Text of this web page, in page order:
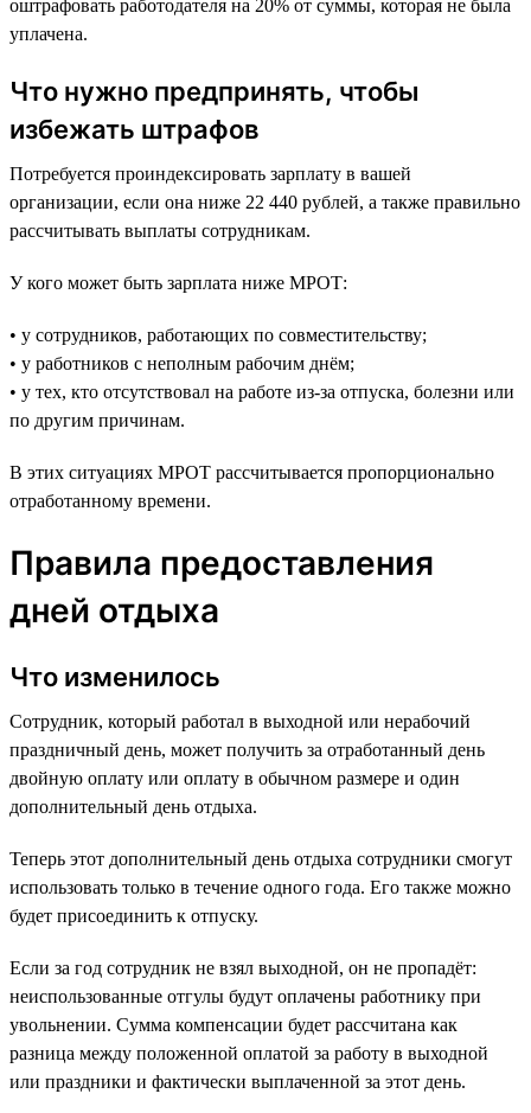
оштрафовать работодателя на 20% от суммы, которая не была
уплачена.
Что нужно предпринять, чтобы
избежать штрафов
Потребуется проиндексировать зарплату в вашей
организации, если она ниже 22 440 рублей, а также правильно
рассчитывать выплаты сотрудникам.
У кого может быть зарплата ниже МРОТ:
• у сотрудников, работающих по совместительству;
• у работников с неполным рабочим днём;
• у тех, кто отсутствовал на работе из-за отпуска, болезни или
по другим причинам.
В этих ситуациях МРОТ рассчитывается пропорционально
отработанному времени.
Правила предоставления
дней отдыха
Что изменилось
Сотрудник, который работал в выходной или нерабочий
праздничный день, может получить за отработанный день
двойную оплату или оплату в обычном размере и один
дополнительный день отдыха.
Теперь этот дополнительный день отдыха сотрудники смогут
использовать только в течение одного года. Его также можно
будет присоединить к отпуску.
Если за год сотрудник не взял выходной, он не пропадёт:
неиспользованные отгулы будут оплачены работнику при
увольнении. Сумма компенсации будет рассчитана как
разница между положенной оплатой за работу в выходной
или праздники и фактически выплаченной за этот день.